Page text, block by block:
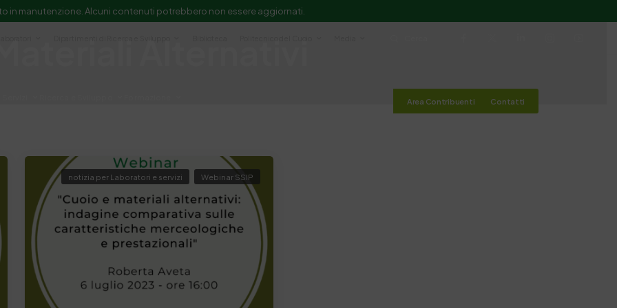
in manutenzione. Alcuni contenuti potrebbero non essere aggiornati.
Area Contribuenti Contatti
notizia per Laboratori e servizi Webinar SSIP